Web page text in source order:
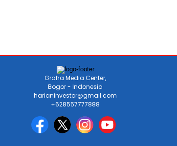
Graha Media Center,
Bogor - Indonesia
harianinvestor@gmail.com
+628557777888